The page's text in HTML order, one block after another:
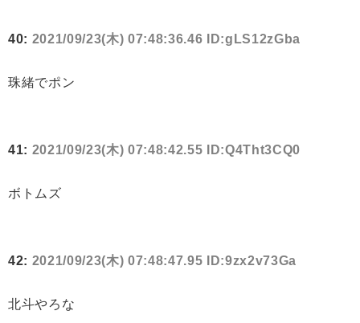
40: 2021/09/23(木) 07:48:36.46 ID:gLS12zGba
珠緒でポン
41: 2021/09/23(木) 07:48:42.55 ID:Q4Tht3CQ0
ボトムズ
42: 2021/09/23(木) 07:48:47.95 ID:9zx2v73Ga
北斗やろな